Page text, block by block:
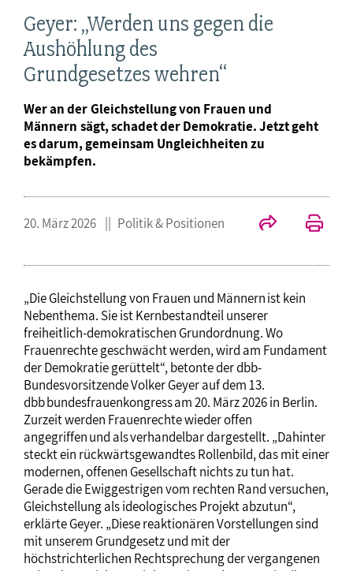
Geyer: „Werden uns gegen die
Aushöhlung des
Grundgesetzes wehren“
Wer an der Gleichstellung von Frauen und
Männern sägt, schadet der Demokratie. Jetzt geht
es darum, gemeinsam Ungleichheiten zu
bekämpfen.
20. März 2026 Politik & Positionen
„Die Gleichstellung von Frauen und Männern ist kein
Nebenthema. Sie ist Kernbestandteil unserer
freiheitlich-demokratischen Grundordnung. Wo
Frauenrechte geschwächt werden, wird am Fundament
der Demokratie gerüttelt“, betonte der dbb-
Bundesvorsitzende Volker Geyer auf dem 13.
dbb bundesfrauenkongress am 20. März 2026 in Berlin.
Zurzeit werden Frauenrechte wieder offen
angegriffen und als verhandelbar dargestellt. „Dahinter
steckt ein rückwärtsgewandtes Rollenbild, das mit einer
modernen, offenen Gesellschaft nichts zu tun hat.
Gerade die Ewiggestrigen vom rechten Rand versuchen,
Gleichstellung als ideologisches Projekt abzutun“,
erklärte Geyer. „Diese reaktionären Vorstellungen sind
mit unserem Grundgesetz und mit der
höchstrichterlichen Rechtsprechung der vergangenen